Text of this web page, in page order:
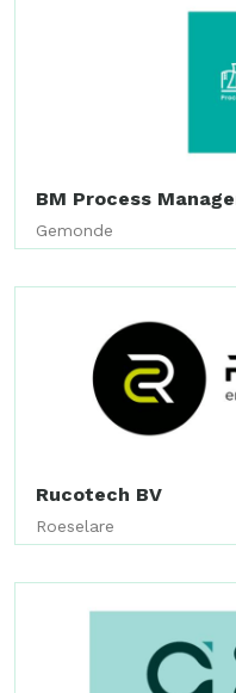
BM Process
Gemonde
Rucotech BV
Roeselare